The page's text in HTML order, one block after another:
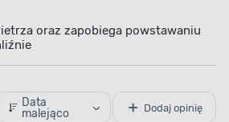
oraz zapobiega powstawaniu
Data
malejąco
Dodaj opinię